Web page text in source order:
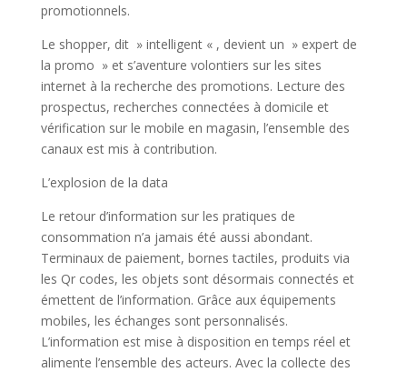
promotionnels.
Le shopper, dit » intelligent « , devient un » expert de
la promo » et s’aventure volontiers sur les sites
internet à la recherche des promotions. Lecture des
prospectus, recherches connectées à domicile et
vérification sur le mobile en magasin, l’ensemble des
canaux est mis à contribution.
L’explosion de la data
Le retour d’information sur les pratiques de
consommation n’a jamais été aussi abondant.
Terminaux de paiement, bornes tactiles, produits via
les Qr codes, les objets sont désormais connectés et
émettent de l’information. Grâce aux équipements
mobiles, les échanges sont personnalisés.
L’information est mise à disposition en temps réel et
alimente l’ensemble des acteurs. Avec la collecte des